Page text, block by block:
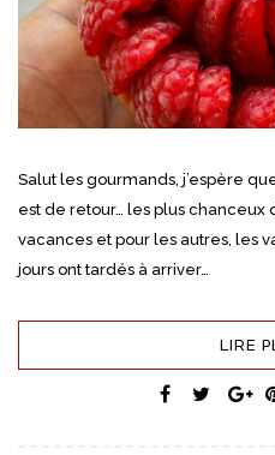
Salut les gourmands, j’espère
est de retour… les plus chanceux
vacances et pour les autres, les
jours ont tardés à arriver…
LIRE